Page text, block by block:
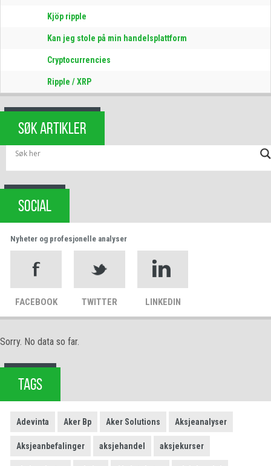
Kjöp ripple
Kan jeg stole på min handelsplattform
Cryptocurrencies
Ripple / XRP
SØK ARTIKLER
SOCIAL
Nyheter og profesjonelle analyser
FACEBOOK TWITTER LINKEDIN
Sorry. No data so far.
TAGS
Adevinta Aker Bp Aker Solutions Aksjeanalyser
Aksjeanbefalinger aksjehandel aksjekurser